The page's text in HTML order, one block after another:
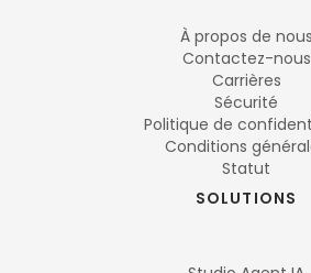
À propos de nous
Contactez-nous
Carrières
Sécurité
Politique de
Conditions
Statut
SOLUTIONS